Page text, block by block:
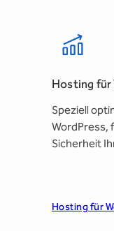
Hosting für
Speziell
WordPress,
Sicherheit
Hosting für